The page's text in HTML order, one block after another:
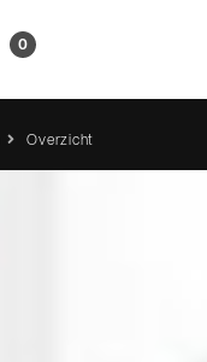
0
Overzicht